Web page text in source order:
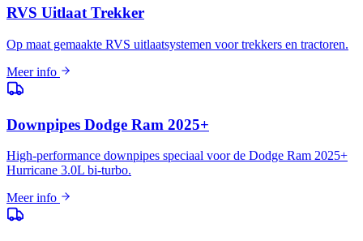
RVS Uitlaat Trekker
Op maat gemaakte RVS uitlaatsystemen voor trekkers en tractoren.
Meer info
Downpipes Dodge Ram 2025+
High-performance downpipes speciaal voor de Dodge Ram 2025+
Hurricane 3.0L bi-turbo.
Meer info